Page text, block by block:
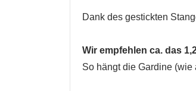
Dank des gestickten
Wir empfehlen ca. das
So hängt die Gardine